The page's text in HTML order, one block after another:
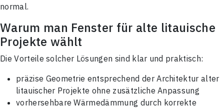
Neuer Benutzer
normal.
Warum man Fenster für alte litauische
Projekte wählt
Die Vorteile solcher Lösungen sind klar und praktisch:
präzise Geometrie entsprechend der Architektur alter
litauischer Projekte ohne zusätzliche Anpassung
vorhersehbare Wärmedämmung durch korrekte
Nachricht